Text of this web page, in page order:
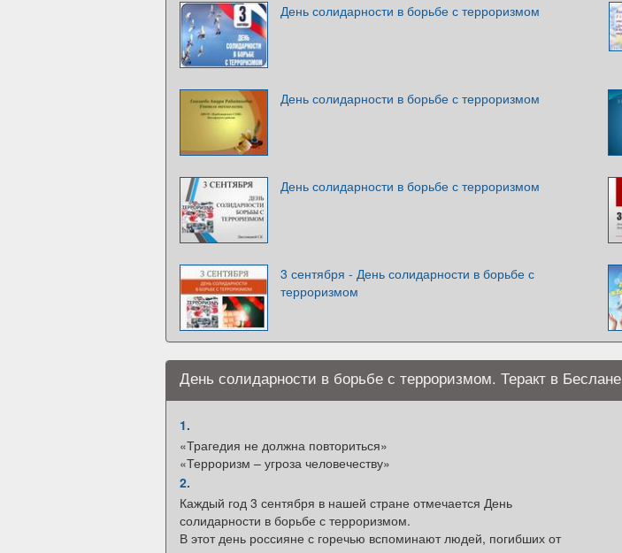
День солидарности в борьбе с терроризмом
День солидарности в борьбе с терроризмом
День солидарности в борьбе с терроризмом
3 сентября - День солидарности в борьбе с
терроризмом
День солидарности в борьбе с терроризмом. Теракт в Беслане
1.
«Трагедия не должна повториться»
«Терроризм – угроза человечеству»
2.
Каждый год 3 сентября в нашей стране отмечается День
солидарности в борьбе с терроризмом.
В этот день россияне с горечью вспоминают людей, погибших от